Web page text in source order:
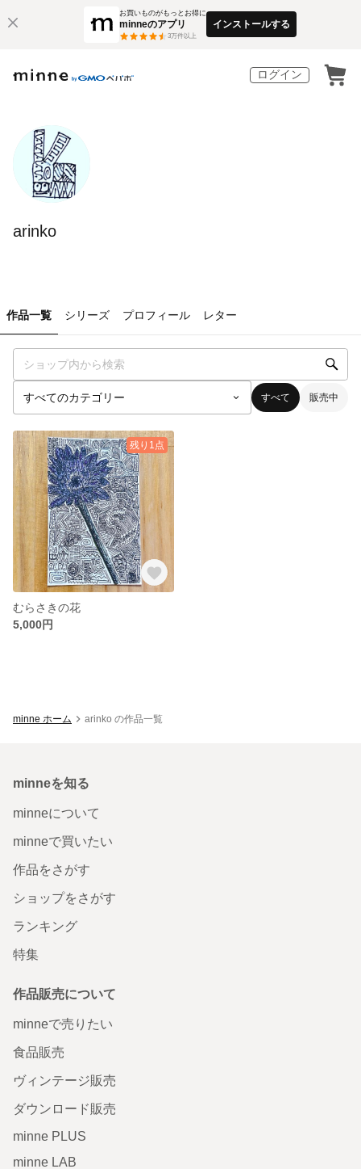
お買いものがもっとお得に
minneのアプリ
3万件以上
インストールする
ログイン
arinko
作品一覧 シリーズ プロフィール レター
すべて 販売中
残り1点
むらさきの花
5,000円
minne ホーム arinko の作品一覧
minneを知る
minneについて
minneで買いたい
作品をさがす
ショップをさがす
ランキング
特集
作品販売について
minneで売りたい
食品販売
ヴィンテージ販売
ダウンロード販売
minne PLUS
minne LAB